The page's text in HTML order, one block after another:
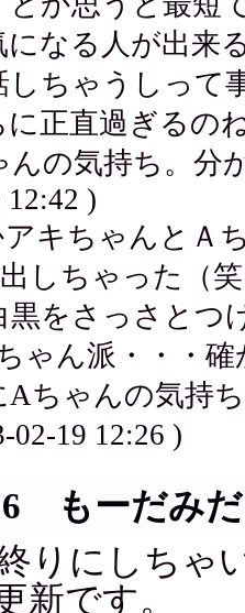
になる人が出来
しちゃうしって
に正直過ぎるの
んの気持ち。
12:42 )
キちゃんとＡ
しちゃった（
黒をさっさとつ
ゃん派・・・
Aちゃんの気持
02-19 12:26 )
もーだみだ
りにしちゃ
新です。